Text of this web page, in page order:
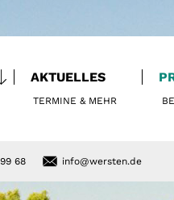
AKTUELLES
TERMINE & MEHR
68 info@wersten.de